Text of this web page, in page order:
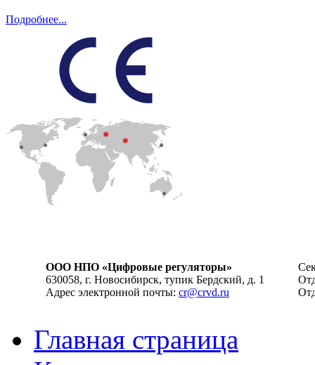
Подробнее...
ООО НПО «Цифровые регуляторы»
630058, г. Новосибирск, тупик Бердский, д. 1
Адрес электронной почты: cr@crvd.ru
Главная страница